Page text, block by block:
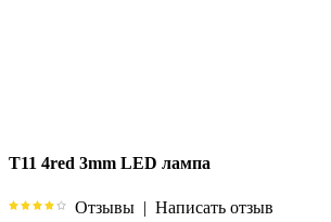
T11 4red 3mm LED лампа
Отзывы | Написать отзыв